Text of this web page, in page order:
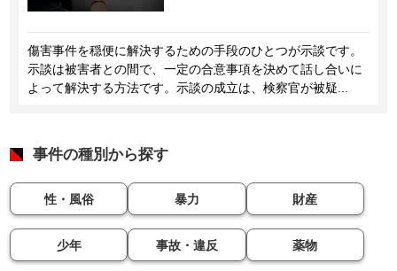
傷害事件を穏便に解決するための手段のひとつが示談です。
示談は被害者との間で、一定の合意事項を決めて話し合いに
よって解決する方法です。示談の成立は、検察官が被疑...
事件の種別から探す
性・風俗 暴力 財産
少年 事故・違反 薬物